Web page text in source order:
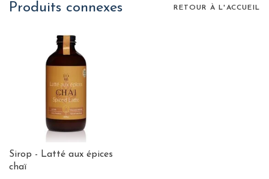
Produits connexes RETOUR À L'ACCUEIL
Sirop - Latté aux épices
chaï